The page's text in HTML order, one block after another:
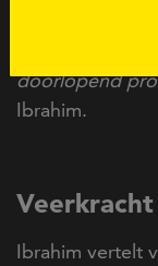
Want als er
beginnen. Dat
doorlopend
Ibrahim.
Ibrahim vertelt